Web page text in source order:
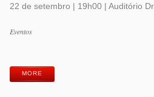
22 de setembro | 19h00 | Auditório
Categorias
Eventos
MORE